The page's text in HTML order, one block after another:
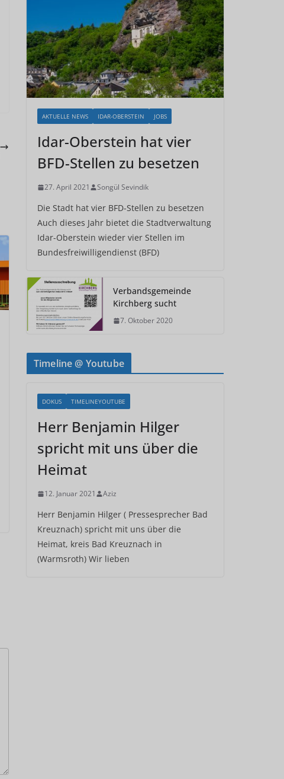
AKTUELLE NEWS IDAR-OBERSTEIN JOBS
Idar-Oberstein hat vier
BFD-Stellen zu besetzen
27. April 2021 Songül Sevindik
Die Stadt hat vier BFD-Stellen zu besetzen
Auch dieses Jahr bietet die Stadtverwaltung
Idar-Oberstein wieder vier Stellen im
Bundesfreiwilligendienst (BFD)
Verbandsgemeinde
Kirchberg sucht
7. Oktober 2020
Timeline @ Youtube
DOKUS TIMELINEYOUTUBE
Herr Benjamin Hilger
spricht mit uns über die
Heimat
12. Januar 2021 Aziz
Herr Benjamin Hilger ( Pressesprecher Bad
Kreuznach) spricht mit uns über die
Heimat, kreis Bad Kreuznach in
(Warmsroth) Wir lieben